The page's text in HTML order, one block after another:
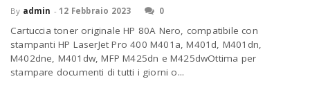
By admin - 12 Febbraio 2023 0
Cartuccia toner originale HP 80A Nero, compatibile con
stampanti HP LaserJet Pro 400 M401a, M401d, M401dn,
M402dne, M401dw, MFP M425dn e M425dwOttima per
stampare documenti di tutti i giorni o...